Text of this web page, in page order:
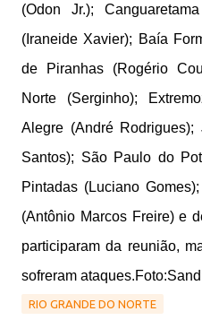
(Odon Jr.);
(Iraneide Xavier); Baía
de Piranhas (Rogério
Norte (Serginho);
Alegre (André
Santos); São Paulo do
Pintadas (Luciano
(Antônio Marcos Freire) e
participaram da reunião,
sofreram
RIO GRANDE DO NORTE